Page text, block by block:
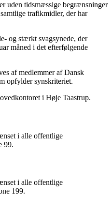
uden tidsmæssige begrænsninger
trafikmidler, der har
og stærkt svagsynede, der
måned i det efterfølgende
af medlemmer af Dansk
opfylder synskriteriet.
i Høje Taastrup.
i alle offentlige
99.
i alle offentlige
199.